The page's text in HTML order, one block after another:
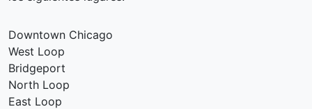
Downtown Chicago
West Loop
Bridgeport
North Loop
East Loop